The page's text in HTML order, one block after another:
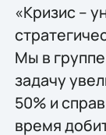
«Кризис –
Мы в
задачу
50% и
время